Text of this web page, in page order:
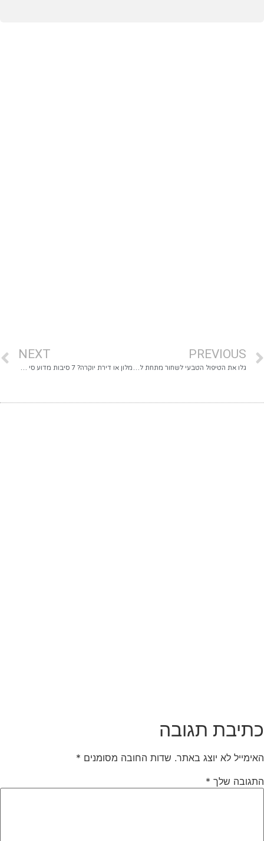
PREVIOUS
גלו את הטיפול הטבעי לשחור מתחת לעיניים
NEXT
מלון או דירת יוקרה? 7 סיבות מדוע סי סייד מציע חווית חופש שונה
תגובה
לא יוצג באתר. שדות החובה מסומנים *
שלך*